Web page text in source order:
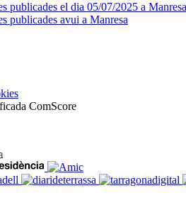
publicades el dia 05/07/2025 a Manresa
publicades avui a Manresa
ComScore